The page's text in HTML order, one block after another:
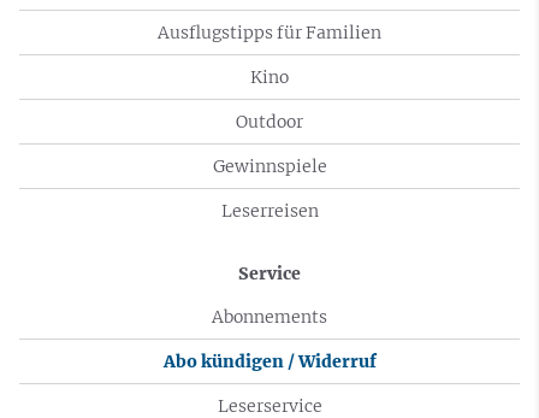
Ausflugstipps für Familien
Kino
Outdoor
Gewinnspiele
Leserreisen
Service
Abonnements
Abo kündigen / Widerruf
Leserservice